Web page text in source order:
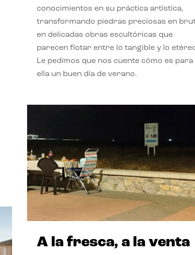
conocimientos en su práctica artística,
transformando piedras preciosas en
en delicadas obras escultóricas que
parecen flotar entre lo tangible y lo
Le pedimos que nos cuente cómo es para
ella un buen día de verano.
A la fresca, a la venta